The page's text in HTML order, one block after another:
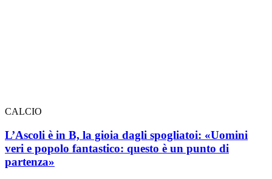
CALCIO
L’Ascoli è in B, la gioia dagli spogliatoi: «Uomini
veri e popolo fantastico: questo è un punto di
partenza»